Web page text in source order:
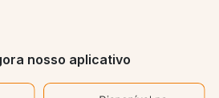
nosso aplicativo